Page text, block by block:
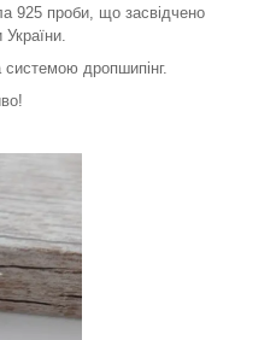
925 проби, що засвідчено
дропшипінг.